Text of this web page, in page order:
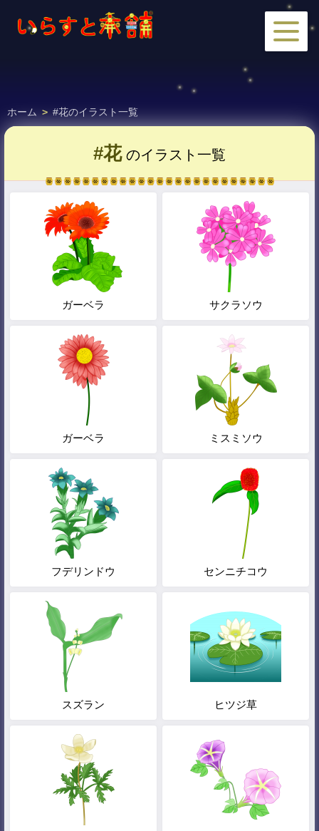
ホーム > #花のイラスト一覧
#花のイラスト一覧
ガーベラ サクラソウ
ガーベラ ミスミソウ
フデリンドウ センニチコウ
スズラン ヒツジ草